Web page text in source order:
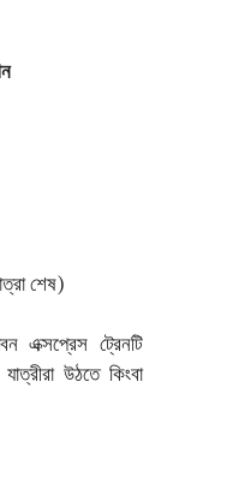
শেষ)
এক্সপ্রেস ট্রেনটি
উঠতে কিংবা